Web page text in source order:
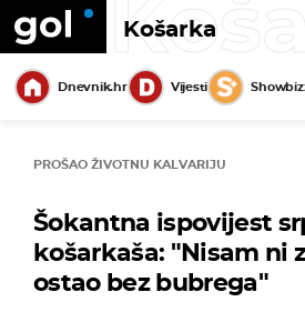
Košarka
Dnevnik.hr Vijesti
PROŠAO ŽIVOTNU KALVARIJU
Šokantna ispovijest
košarkaša: "Nisam ni
ostao bez bubrega"